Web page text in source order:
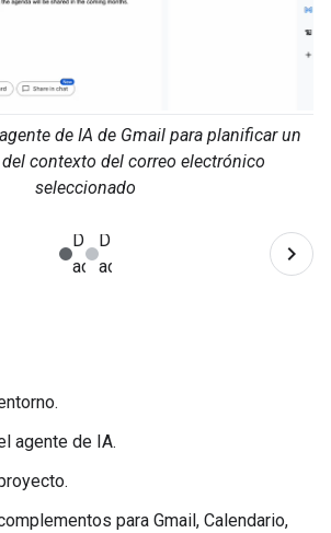
de IA de Gmail para planificar un
contexto del correo electrónico
seleccionado
agente de IA.
para Gmail, Calendario,